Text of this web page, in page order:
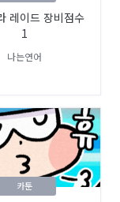
레이드 장비점수
1
나는연어
카툰